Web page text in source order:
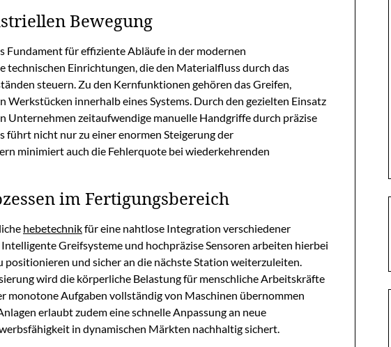
Bewegung
Fundament für effiziente Abläufe in der modernen
technischen Einrichtungen, die den Materialfluss durch das
steuern. Zu den Kernfunktionen gehören das Greifen,
Werkstücken innerhalb eines Systems. Durch den gezielten Einsatz
Unternehmen zeitaufwendige manuelle Handgriffe durch präzise
führt nicht nur zu einer enormen Steigerung der
minimiert auch die Fehlerquote bei wiederkehrenden
im Fertigungsbereich
hebetechnikfür eine nahtlose Integration verschiedener
Greifsysteme und hochpräzise Sensoren arbeiten hierbei
positionieren und sicher an die nächste Station weiterzuleiten.
wird die körperliche Belastung für menschliche Arbeitskräfte
monotone Aufgaben vollständig von Maschinen übernommen
erlaubt zudem eine schnelle Anpassung an neue
in dynamischen Märkten nachhaltig sichert.